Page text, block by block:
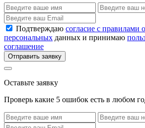
Подтверждаю согласие с правилами
персональных данных и принимаю
соглашение
Отправить заявку
Оставьте заявку
Проверь какие 5 ошибок есть в любом